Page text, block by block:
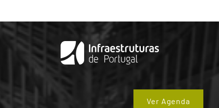
Ver Agenda